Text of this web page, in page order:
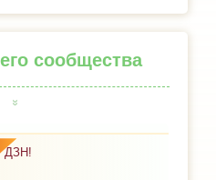
сообщества
ДЗН!